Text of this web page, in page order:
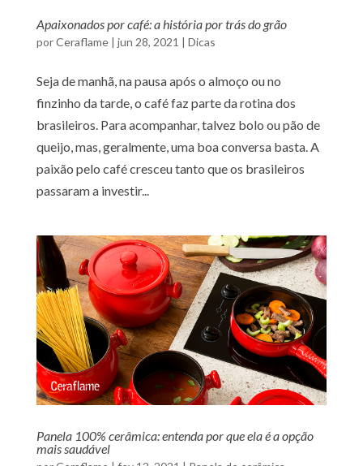
Apaixonados por café: a história por trás do grão
porCeraflame| jun 28, 2021 | Dicas
Seja de manhã, na pausa após o almoço ou no
finzinho da tarde, o café faz parte da rotina dos
brasileiros. Para acompanhar, talvez bolo ou pão de
queijo, mas, geralmente, uma boa conversa basta. A
paixão pelo café cresceu tanto que os brasileiros
passaram a investir...
Panela 100% cerâmica: entenda por que ela é a opção
mais saudável